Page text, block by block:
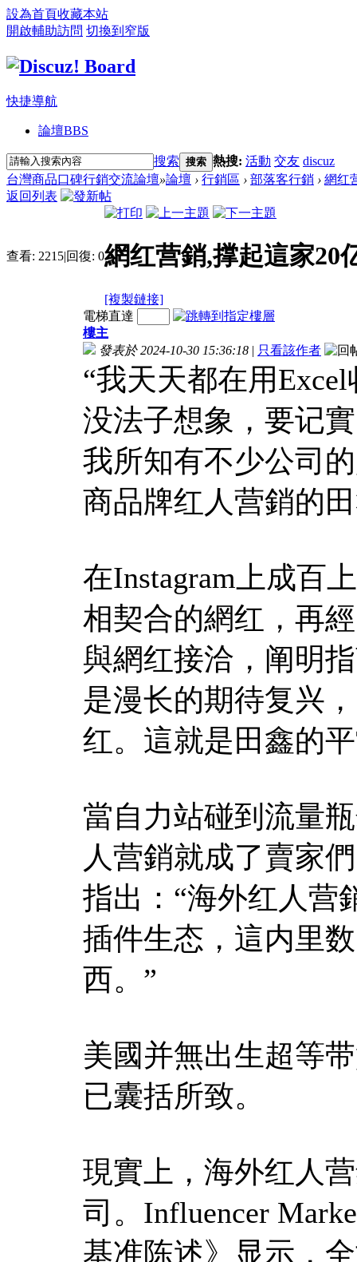
設為首頁收藏本站
開啟輔助訪問 切換到窄版
快捷導航
論壇BBS
搜索 搜索 熱搜: 活動 交友 discuz
台灣商品口碑行銷交流論壇»論壇 › 行銷區 › 部落客行銷 › 網红
返回列表
查看: 2215|回復: 0網红营銷,撑起這家20
[複製鏈接]
電梯直達
樓主
發表於 2024-10-30 15:36:18 | 只看該作者
“我天天都在用
没法子想象，要记
我所知有不少公司
商品牌红人营銷的
在Instagram上成百
相契合的網红，再
與網红接洽，阐明
是漫长的期待复兴
红。這就是田鑫的
當自力站碰到流量
人营銷就成了賣家
指出：“海外红人营
插件生态，這内里
西。”
美國并無出生超等
已囊括所致。
現實上，海外红人
司。Influencer
基准陈述》显示，